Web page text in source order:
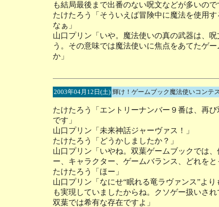
も結局最後まで出番のない呪文などが多いので
たけたろう「そういえば冒険中に魔法を使用
なぁ」
山口プリン「いや。魔法使いの真の武器は、
う。その意味では魔法使いに焦点をあてたゲ
か」
2003年04月12日(土) 輝け！ゲームブック魔法使いコンテ
たけたろう「エントリーナンバー９番は、再
です」
山口プリン「未来神話ジャーヴァス！」
たけたろう「どうかしましたか？」
山口プリン「いやね。双葉ゲームブックでは
ー、キャラクター、ゲームバランス、どれを
たけたろう「ほー」
山口プリン「なにせ“眠れる竜ラヴァンス”よ
も実現していましたからね。クソゲー扱いさ
双葉では希有な存在ですよ」